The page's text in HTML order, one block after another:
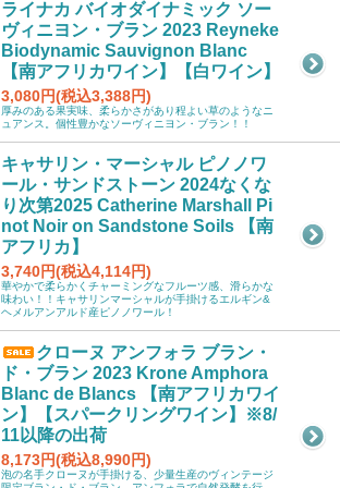
ライナカ バイオダイナミック ソー
ヴィニヨン・ブラン 2023 Reyneke
Biodynamic Sauvignon Blanc
【南アフリカワイン】【白ワイン】
3,080円(税込3,388円)
厚みのある果実味、柔らかさがあり程よい草のようなニ
ュアンス。個性豊かなソーヴィニヨン・ブラン！！
キャサリン・マーシャル ピノノワ
ール・サンドストーン 2024なくな
り次第2025 Catherine Marshall Pi
not Noir on Sandstone Soils 【南
アフリカ】
3,740円(税込4,114円)
華やかで柔らかくチャーミングなフルーツ感、滑らかな
味わい！！キャサリンマーシャルが手掛けるエルギン&
ヘメルアンアルド産ピノノワール！
クローヌ アンフォラ ブラン・
ド・ブラン 2023 Krone Amphora
Blanc de Blancs 【南アフリカワイ
ン】【スパークリングワイン】※8/
11以降の出荷
8,173円(税込8,990円)
泡の名手クローヌが手掛ける、少量生産のヴィンテージ